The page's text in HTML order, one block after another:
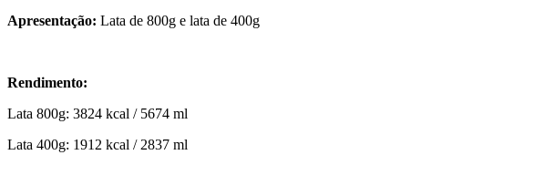
Apresentação: Lata de 800g e lata de 400g
Rendimento:
Lata 800g: 3824 kcal / 5674 ml
Lata 400g: 1912 kcal / 2837 ml